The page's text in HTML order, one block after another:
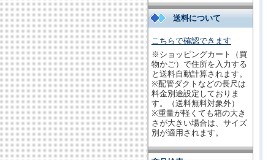
送料について
こちらで確認できます
※ショッピングカート（買
物かご）で住所を入力する
と送料自動計算されます。
※配管ダクトなどの長尺は
料金別途設定しておりま
す。（送料無料対象外）
※重量が軽くても箱の大き
さが大きい場合は、サイズ
別が適用されます。